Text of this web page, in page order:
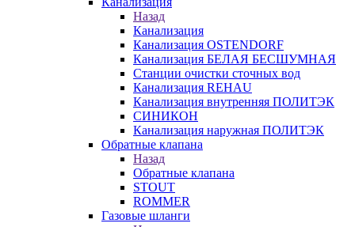
Назад
Канализация
Канализация OSTENDORF
Канализация БЕЛАЯ БЕСШУМНАЯ
Станции очистки сточных вод
Канализация REHAU
Канализация внутренняя ПОЛИТЭК
СИНИКОН
Канализация наружная ПОЛИТЭК
Обратные клапана
Назад
Обратные клапана
STOUT
ROMMER
Газовые шланги